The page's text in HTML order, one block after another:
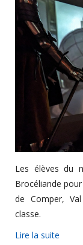
Les élèves du
Brocéliande
de Comper,
classe.
Lire la suite